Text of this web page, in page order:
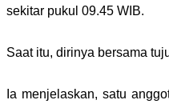
sekitar pukul 09.45 WIB.
Saat itu, dirinya bersama
Ia menjelaskan, satu